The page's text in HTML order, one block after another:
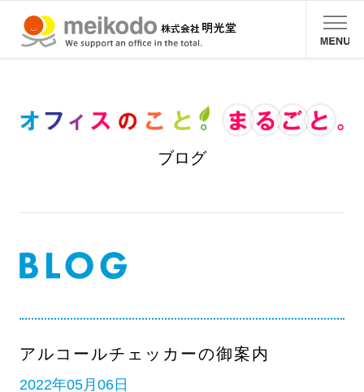
ブログ
アルコールチェッカーの御案内
2022年05月06日